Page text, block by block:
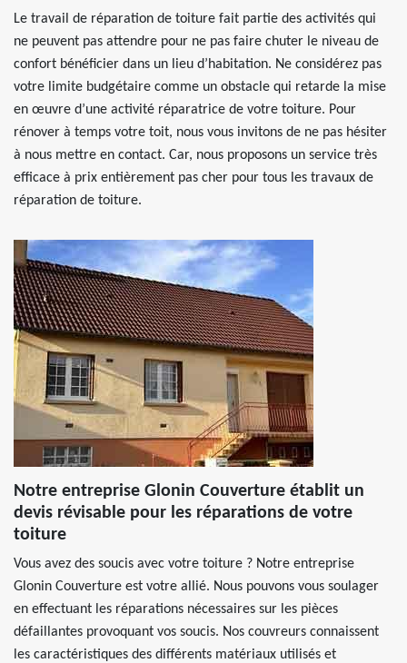
Le travail de réparation de toiture fait partie des activités qui
ne peuvent pas attendre pour ne pas faire chuter le niveau de
confort bénéficier dans un lieu d’habitation. Ne considérez pas
votre limite budgétaire comme un obstacle qui retarde la mise
en œuvre d’une activité réparatrice de votre toiture. Pour
rénover à temps votre toit, nous vous invitons de ne pas hésiter
à nous mettre en contact. Car, nous proposons un service très
efficace à prix entièrement pas cher pour tous les travaux de
réparation de toiture.
Notre entreprise Glonin Couverture établit un
devis révisable pour les réparations de votre
toiture
Vous avez des soucis avec votre toiture ? Notre entreprise
Glonin Couverture est votre allié. Nous pouvons vous soulager
en effectuant les réparations nécessaires sur les pièces
défaillantes provoquant vos soucis. Nos couvreurs connaissent
les caractéristiques des différents matériaux utilisés et